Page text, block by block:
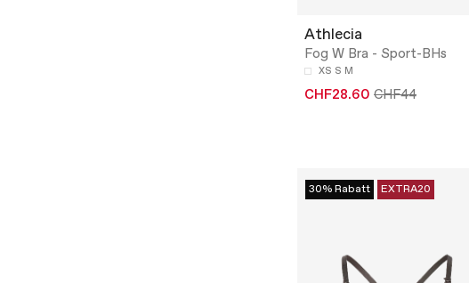
Athlecia
Fog W Bra - Sport-BHs
XS S M
CHF28.60 CHF44
30% Rabatt EXTRA20